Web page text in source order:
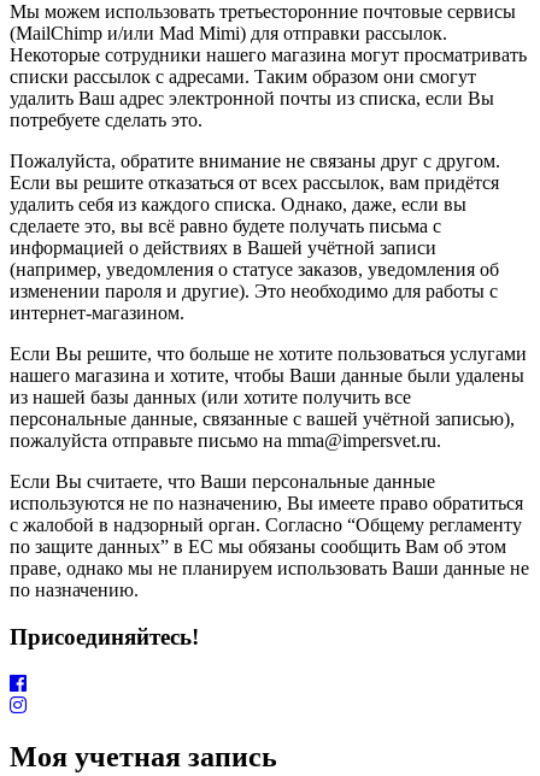
Мы можем использовать третьесторонние почтовые сервисы
(MailChimp и/или Mad Mimi) для отправки рассылок.
Некоторые сотрудники нашего магазина могут просматривать
списки рассылок с адресами. Таким образом они смогут
удалить Ваш адрес электронной почты из списка, если Вы
потребуете сделать это.
Пожалуйста, обратите внимание не связаны друг с другом.
Если вы решите отказаться от всех рассылок, вам придётся
удалить себя из каждого списка. Однако, даже, если вы
сделаете это, вы всё равно будете получать письма с
информацией о действиях в Вашей учётной записи
(например, уведомления о статусе заказов, уведомления об
изменении пароля и другие). Это необходимо для работы с
интернет-магазином.
Если Вы решите, что больше не хотите пользоваться услугами
нашего магазина и хотите, чтобы Ваши данные были удалены
из нашей базы данных (или хотите получить все
персональные данные, связанные с вашей учётной записью),
пожалуйста отправьте письмо на mma@impersvet.ru.
Если Вы считаете, что Ваши персональные данные
используются не по назначению, Вы имеете право обратиться
с жалобой в надзорный орган. Согласно “Общему регламенту
по защите данных” в ЕС мы обязаны сообщить Вам об этом
праве, однако мы не планируем использовать Ваши данные не
по назначению.
Присоединяйтесь!
Моя учетная запись